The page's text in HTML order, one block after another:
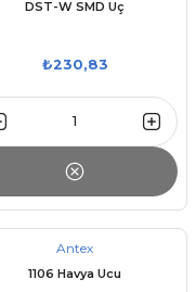
DST-W SMD Uç
₺230,83
Antex
1106 Havya Ucu